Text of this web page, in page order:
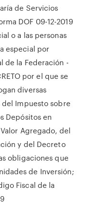
de Servicios
DOF 09-12-2019
o a las personas
especial por
de la Federación -
por el que se
diversas
Impuesto sobre
Depósitos en
Agregado, del
y del Decreto
obligaciones que
de Inversión;
Fiscal de la